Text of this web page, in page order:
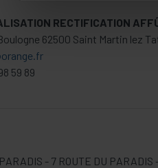
RECTIFICATION
62500 Saint Martin lez
59 89
- 7 ROUTE DU PARADIS